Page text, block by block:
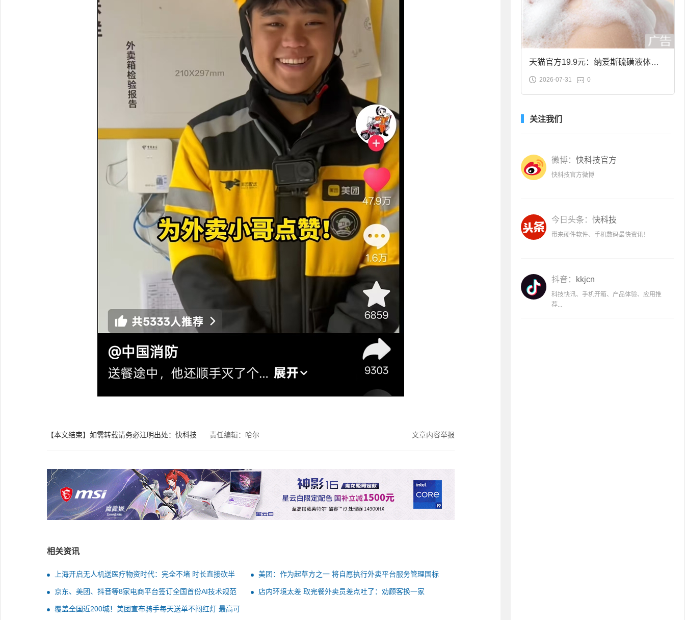
【本文结束】如需转载请务必注明出处：快科技 责任编辑：哈尔 文章内容举报
相关资讯
上海开启无人机送医疗物资时代：完全不堵 时长直接砍半
美团：作为起草方之一 将自愿执行外卖平台服务管理国标
保障各方权益
京东、美团、抖音等8家电商平台签订全国首份AI技术规范
应用承诺书
店内环境太差 取完餐外卖员差点吐了：劝顾客换一家
覆盖全国近200城！美团宣布骑手每天送单不闯红灯 最高可
天猫官方19.9元：纳爱斯硫磺液体香
皂2斤大促
2026-07-31 0
关注我们
微博： 快科技官方
快科技官方微博
今日头条： 快科技
带来硬件软件、手机数码最快资讯！
抖音： kkjcn
科技快讯、手机开箱、产品体验、应用推
荐...